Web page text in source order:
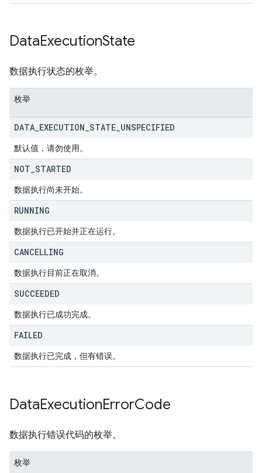
DataExecutionState
数据执行状态的枚举。
枚举
DATA EXECUTION STATE UNSPECIFIED
默认值，请勿使用。
NOT STARTED
数据执行尚未开始。
RUNNING
数据执行已开始并正在运行。
CANCELLING
数据执行目前正在取消。
SUCCEEDED
数据执行已成功完成。
FAILED
数据执行已完成，但有错误。
DataExecutionErrorCode
数据执行错误代码的枚举。
枚举